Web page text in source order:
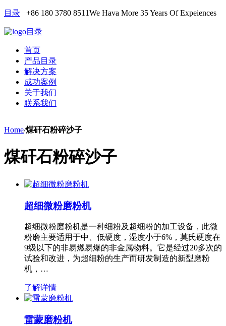
目录 +86 180 3780 8511We Hava More 35 Years Of Expeiences
目录
首页
产品目录
解决方案
成功案例
关于我们
联系我们
Home/煤矸石粉碎沙子
煤矸石粉碎沙子
超细微粉磨粉机
超细微粉磨粉机是一种细粉及超细粉的加工设备，此微
粉磨主要适用于中、低硬度，湿度小于6%，莫氏硬度在
9级以下的非易燃易爆的非金属物料。它是经过20多次的
试验和改进，为超细粉的生产而研发制造的新型磨粉
机，…
了解详情
雷蒙磨粉机